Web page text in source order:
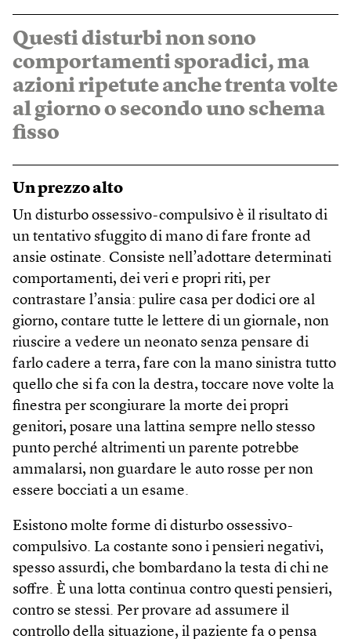
Questi disturbi non sono
comportamenti sporadici, ma
azioni ripetute anche trenta volte
al giorno o secondo uno schema
fisso
Un prezzo alto
Un disturbo ossessivo-compulsivo è il risultato di
un tentativo sfuggito di mano di fare fronte ad
ansie ostinate. Consiste nell’adottare determinati
comportamenti, dei veri e propri riti, per
contrastare l’ansia: pulire casa per dodici ore al
giorno, contare tutte le lettere di un giornale, non
riuscire a vedere un neonato senza pensare di
farlo cadere a terra, fare con la mano sinistra tutto
quello che si fa con la destra, toccare nove volte la
finestra per scongiurare la morte dei propri
genitori, posare una lattina sempre nello stesso
punto perché altrimenti un parente potrebbe
ammalarsi, non guardare le auto rosse per non
essere bocciati a un esame.
Esistono molte forme di disturbo ossessivo-
compulsivo. La costante sono i pensieri negativi,
spesso assurdi, che bombardano la testa di chi ne
soffre. È una lotta continua contro questi pensieri,
contro se stessi. Per provare ad assumere il
controllo della situazione, il paziente fa o pensa